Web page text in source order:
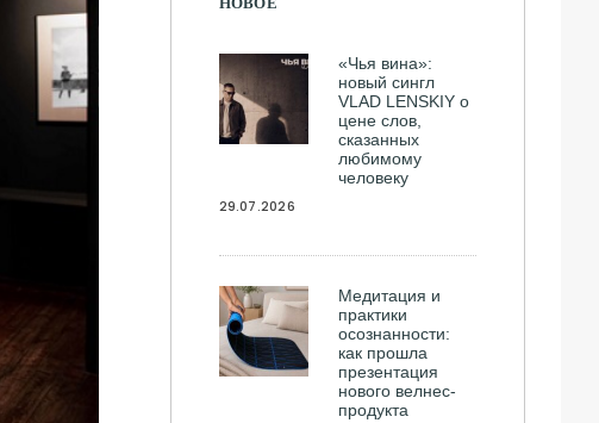
«Чья вина»:
новый сингл
VLAD LENSKIY о
цене слов,
сказанных
любимому
человеку
29.07.2026
Медитация и
практики
осознанности:
как прошла
презентация
нового велнес-
продукта